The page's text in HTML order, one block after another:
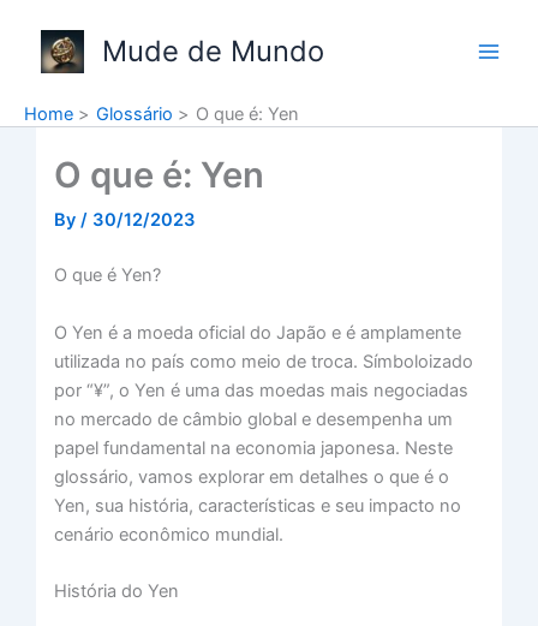
content
Mude de Mundo
Home Glossário O que é: Yen
O que é: Yen
By / 30/12/2023
O que é Yen?
O Yen é a moeda oficial do Japão e é amplamente
utilizada no país como meio de troca. Símboloizado
por “¥”, o Yen é uma das moedas mais negociadas
no mercado de câmbio global e desempenha um
papel fundamental na economia japonesa. Neste
glossário, vamos explorar em detalhes o que é o
Yen, sua história, características e seu impacto no
cenário econômico mundial.
História do Yen